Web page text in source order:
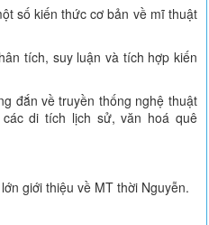
số kiến thức cơ bản về mĩ thuật
tích, suy luận và tích hợp kiến
đắn về truyền thống nghệ thuật
di tích lịch sử, văn hoá quê
giới thiệu về MT thời Nguyễn.